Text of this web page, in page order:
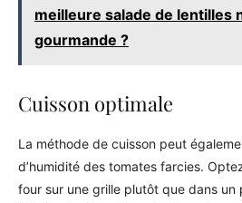
meilleure salade de lentilles
gourmande ?
Cuisson optimale
La méthode de cuisson peut
d’humidité des tomates farcies.
four sur une grille plutôt que dans un